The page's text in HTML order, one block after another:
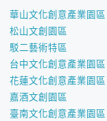
華山文化創意產業園區
松山文創園區
駁二藝術特區
台中文化創意產業園區
花蓮文化創意產業園區
嘉酒文創園區
臺南文化創意產業園區